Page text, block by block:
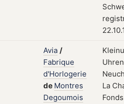
Avia /
Fabrique
d'Horlogerie
de Montres
Degoumois
La